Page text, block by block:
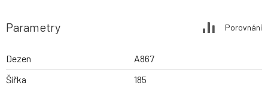
Parametry Porovnání
Dezen
A867
Šířka
185